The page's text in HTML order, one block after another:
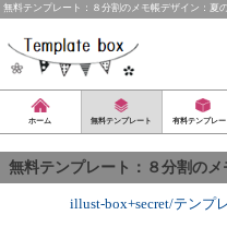
無料テンプレート：８分割のメモ帳デザイン：夏
ホーム 無料テンプレート 有料テンプレー
無料テンプレート：８分割の
illust-box+secret/テンプ